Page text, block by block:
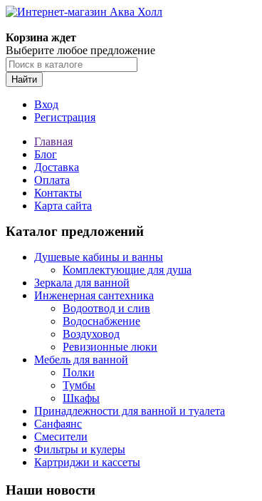
Корзина ждет
Выберите любое предложение
Найти
Вход
Регистрация
Главная
Блог
Доставка
Оплата
Контакты
Карта сайта
Каталог предложений
Душевые кабины и ванны
Комплектующие для душа
Зеркала для ванной
Инженерная сантехника
Водоотвод и слив
Водоснабжение
Воздуховод
Ревизионные люки
Мебель для ванной
Полки
Тумбы
Шкафы
Принадлежности для ванной и туалета
Санфаянс
Смесители
Фильтры и кулеры
Картриджи и кассеты
Наши новости